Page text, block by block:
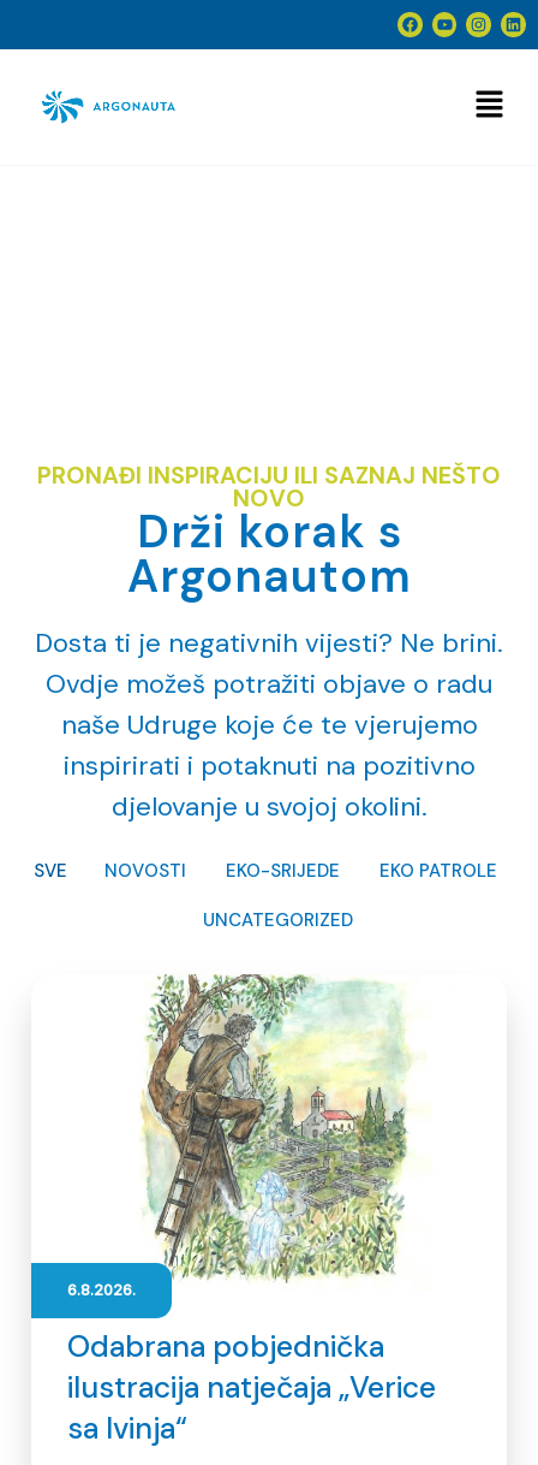
PRONAĐI INSPIRACIJU ILI SAZNAJ NEŠTO
NOVO
Drži korak s
Argonautom
Dosta ti je negativnih vijesti? Ne brini.
Ovdje možeš potražiti objave o radu
naše Udruge koje će te vjerujemo
inspirirati i potaknuti na pozitivno
djelovanje u svojoj okolini.
SVE NOVOSTI EKO-SRIJEDE EKO PATROLE
UNCATEGORIZED
6.8.2026.
Odabrana pobjednička
ilustracija natječaja „Verice
sa Ivinja“